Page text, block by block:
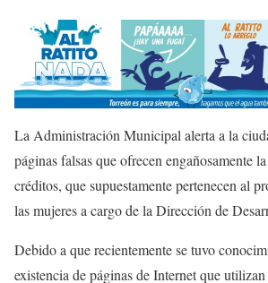
La Administración Municipal alerta a la
páginas falsas que ofrecen engañosamente
créditos, que supuestamente pertenecen al
las mujeres a cargo de la Dirección de
Debido a que recientemente se tuvo
existencia de páginas de Internet que